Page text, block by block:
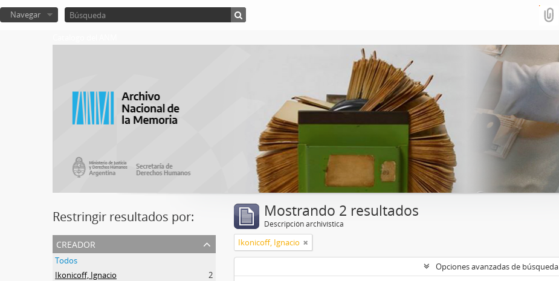
Navegar
Restringir resultados por:
creador
Todos
Ikonicoff, Ignacio
2
Mostrando 2 resultados
Descripción archivística
Ikonicoff, Ignacio
Opciones avanzadas de búsqueda